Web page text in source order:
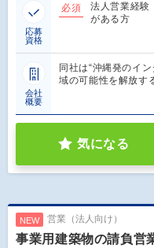
応募
資格
必須
法人営業経験
がある方
会社
概要
同社は“沖縄発のイ
域の可能性を解放す
気になる
NEW 営業（法人向け）
事業用建築物の請負営